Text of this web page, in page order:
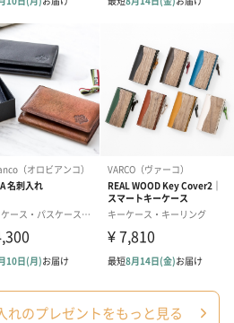
れのプレゼントをもっと見る